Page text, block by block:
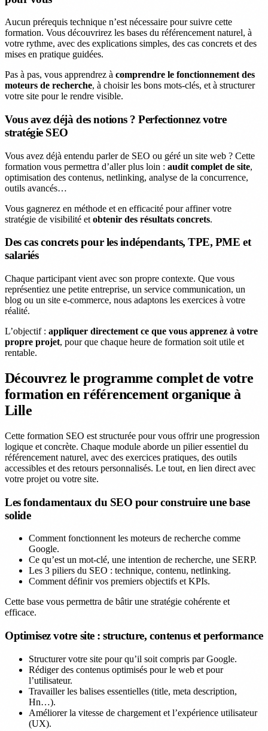
Aucun prérequis technique n’est nécessaire pour suivre cette
formation. Vous découvrirez les bases du référencement naturel, à
votre rythme, avec des explications simples, des cas concrets et des
mises en pratique guidées.
Pas à pas, vous apprendrez à comprendre le fonctionnement des
moteurs de recherche, à choisir les bons mots-clés, et à structurer
votre site pour le rendre visible.
Vous avez déjà des notions ? Perfectionnez votre
stratégie SEO
Vous avez déjà entendu parler de SEO ou géré un site web ? Cette
formation vous permettra d’aller plus loin : audit complet de site,
optimisation des contenus, netlinking, analyse de la concurrence,
outils avancés…
Vous gagnerez en méthode et en efficacité pour affiner votre
stratégie de visibilité et obtenir des résultats concrets.
Des cas concrets pour les indépendants, TPE, PME et
salariés
Chaque participant vient avec son propre contexte. Que vous
représentiez une petite entreprise, un service communication, un
blog ou un site e-commerce, nous adaptons les exercices à votre
réalité.
L’objectif : appliquer directement ce que vous apprenez à votre
propre projet, pour que chaque heure de formation soit utile et
rentable.
Découvrez le programme complet de votre
formation en référencement organique à
Lille
Cette formation SEO est structurée pour vous offrir une progression
logique et concrète. Chaque module aborde un pilier essentiel du
référencement naturel, avec des exercices pratiques, des outils
accessibles et des retours personnalisés. Le tout, en lien direct avec
votre projet ou votre site.
Les fondamentaux du SEO pour construire une base
solide
Comment fonctionnent les moteurs de recherche comme
Google.
Ce qu’est un mot-clé, une intention de recherche, une SERP.
Les 3 piliers du SEO : technique, contenu, netlinking.
Comment définir vos premiers objectifs et KPIs.
Cette base vous permettra de bâtir une stratégie cohérente et
efficace.
Optimisez votre site : structure, contenus et performance
Structurer votre site pour qu’il soit compris par Google.
Rédiger des contenus optimisés pour le web et pour
l’utilisateur.
Travailler les balises essentielles (title, meta description,
Hn…).
Améliorer la vitesse de chargement et l’expérience utilisateur
(UX).